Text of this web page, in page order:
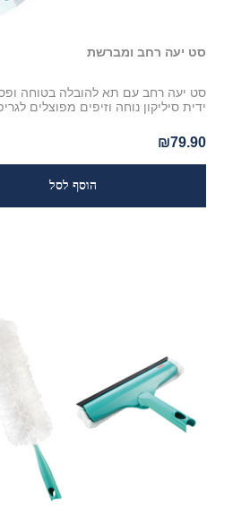
סט יעה רחב ומברשת
סט יעה רחב עם תא להובלה בטוחה ופס
ידית סיליקון נוחה וזיפים מפוצלים
₪79.90